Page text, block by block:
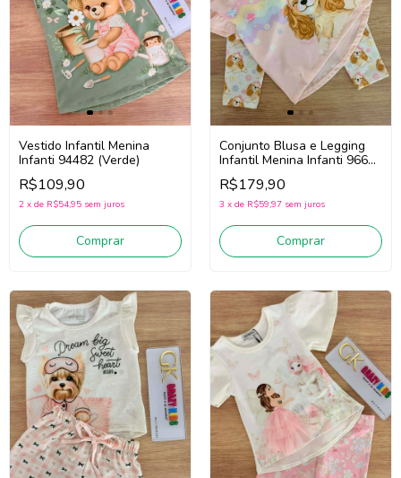
Vestido Infantil Menina
Infanti 94482 (Verde)
R$109,90
2 x de R$54,95 sem juros
Comprar
Conjunto Blusa e Legging
Infantil Menina Infanti 96643
(Rosa/Verde)
R$179,90
3 x de R$59,97 sem juros
Comprar